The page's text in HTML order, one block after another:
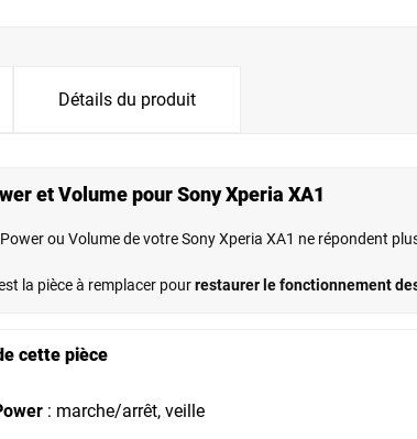
Détails du produit
et Volume pour Sony Xperia XA1
ou Volume de votre Sony Xperia XA1 ne répondent
la pièce à remplacer pourrestaurer le fonctionnement
cette pièce
: marche/arrêt, veille